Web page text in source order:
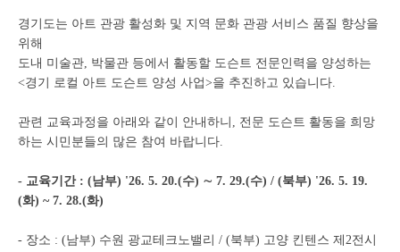
경기도는 아트 관광 활성화 및 지역 문화 관광 서비스 품질 향상을
위해
도내 미술관, 박물관 등에서 활동할 도슨트 전문인력을 양성하는
<경기 로컬 아트 도슨트 양성 사업>을 추진하고 있습니다.
관련 교육과정을 아래와 같이 안내하니, 전문 도슨트 활동을 희망
하는 시민분들의 많은 참여 바랍니다.
- 교육기간 : (남부) '26. 5. 20.(수) ∼ 7. 29.(수) / (북부) '26. 5. 19.
(화) ~ 7. 28.(화)
- 장소 : (남부) 수원 광교테크노밸리 / (북부) 고양 킨텐스 제2전시